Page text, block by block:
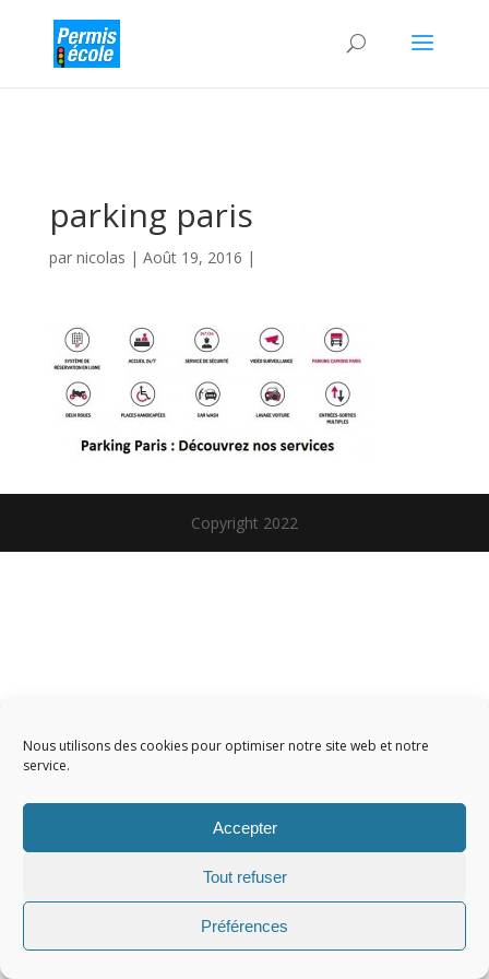
Nous utilisons des cookies pour optimiser notre site web et notre
service.
Accepter
Tout refuser
Préférences
parking paris
par nicolas | Août 19, 2016 |
Copyright 2022